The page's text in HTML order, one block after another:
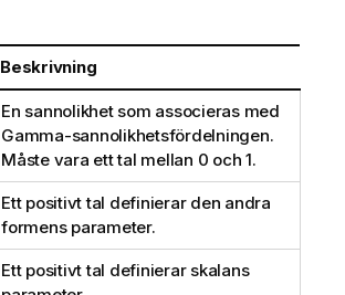
Beskrivning
En sannolikhet som associeras med
Gamma-sannolikhetsfördelningen.
Måste vara ett tal mellan 0 och 1.
Ett positivt tal definierar den andra
formens parameter.
Ett positivt tal definierar skalans